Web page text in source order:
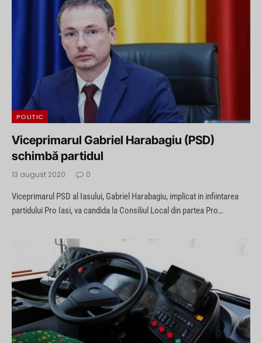
POLITIC
Viceprimarul Gabriel Harabagiu (PSD)
schimbă partidul
13 august 2020 0
Viceprimarul PSD al Iasului, Gabriel Harabagiu, implicat in infiintarea
partidului Pro Iasi, va candida la Consiliul Local din partea Pro…